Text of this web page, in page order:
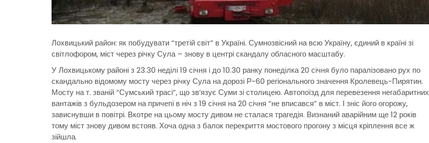
Лохвицький район: як побудувати “третій світ” в Україні. Сумнозвісний на всю Україну, єдиний в країні зі
світлофором, міст через річку Сула – знову в центрі скандалу обласного масштабу.
У Лохвицькому районі з 23.30 неділі 19 січня і до 10.30 ранку понеділка 20 січня було паралізовано рух по
скандально відомому мосту через річку Сула на дорозі Р-60 регіонального значення Кролевець-Пирятин.
Мосту на т. званій “Сумський трасі”, що зв’язує Суми зі столицею. Автопоїзд для перевезення негабаритних
вантажів з бульдозером на причепі в ніч з 19 січня на 20 січня “не вписався” в міст. І зніс його огорожу,
зависнувши в повітрі. Вкотре на цьому мосту дивом не сталася трагедія. Визнаний аварійним ще 12 років
тому міст знову дивом встояв. Хоча одна з балок перекриття мостового прогону з місця кріплення все ж
зійшла.